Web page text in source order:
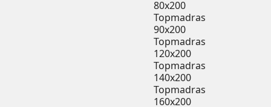
80x200
Topmadras
90x200
Topmadras
120x200
Topmadras
140x200
Topmadras
160x200